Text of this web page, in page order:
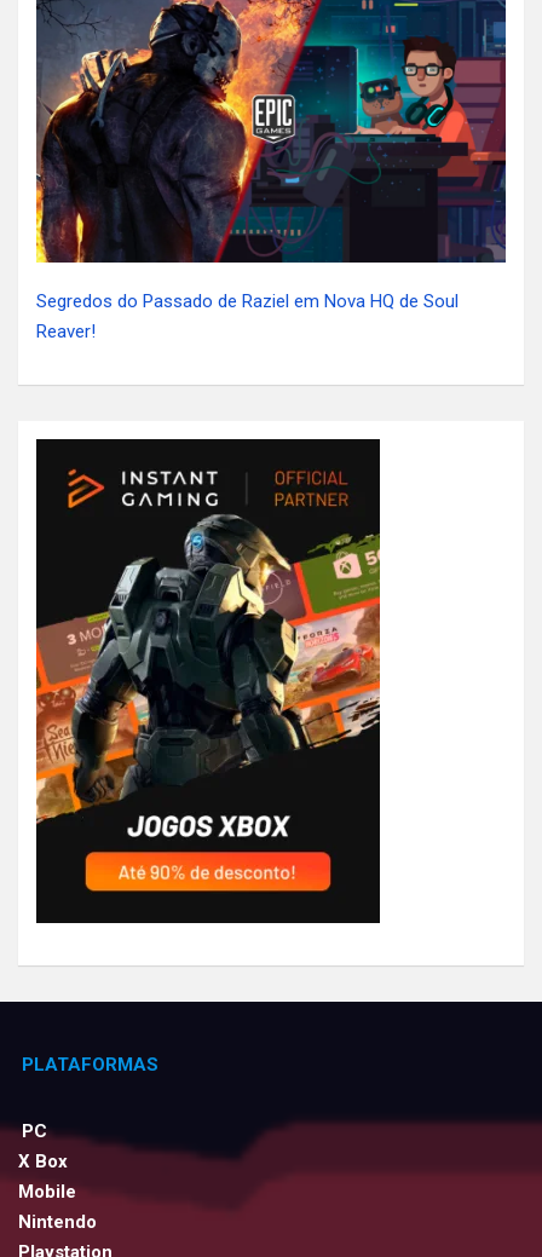
Segredos do Passado de Raziel em Nova HQ de Soul
Reaver!
PLATAFORMAS
PC
X Box
Mobile
Nintendo
Playstation